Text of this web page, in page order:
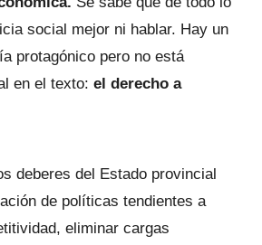
social mejor ni hablar. Hay un
protagónico pero no está
en el texto: el derecho a
deberes del Estado provincial
de políticas tendientes a
eliminar cargas